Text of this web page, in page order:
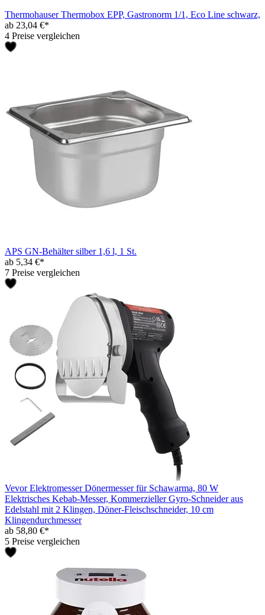
Thermohauser Thermobox EPP, Gastronorm 1/1, Eco Line schwarz,
ab 23,04 €*
4 Preise vergleichen
APS GN-Behälter silber 1,6 l, 1 St.
ab 5,34 €*
7 Preise vergleichen
Vevor Elektromesser Dönermesser für Schawarma, 80 W
Elektrisches Kebab-Messer, Kommerzieller Gyro-Schneider aus
Edelstahl mit 2 Klingen, Döner-Fleischschneider, 10 cm
Klingendurchmesser
ab 58,80 €*
5 Preise vergleichen